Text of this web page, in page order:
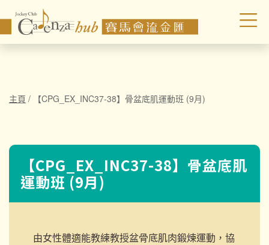
主頁 / 【CPG_EX_INC37-38】骨盆底肌運動班 (9月)
【CPG_EX_INC37-38】骨盆底肌
運動班 (9月)
由女性體適能教練教授盆骨底肌肉鍛煉運動，協